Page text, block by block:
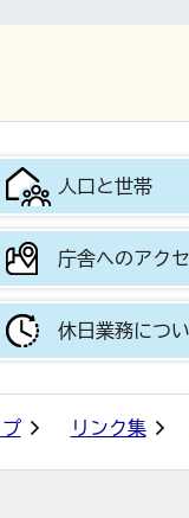
人口と世帯
庁舎へのアク
休日業務につ
リンク集